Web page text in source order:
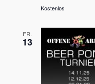
Kostenlos
FR.
13